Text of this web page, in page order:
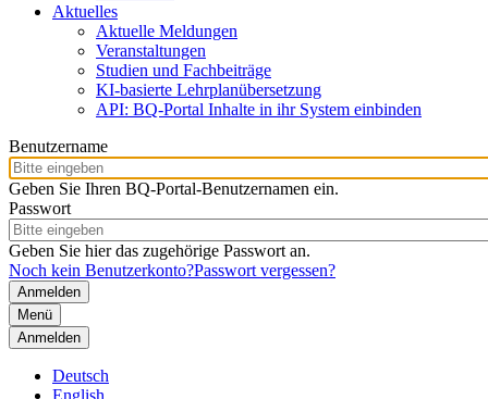
Aktuelles
Aktuelle Meldungen
Veranstaltungen
Studien und Fachbeiträge
KI-basierte Lehrplanübersetzung
API: BQ-Portal Inhalte in ihr System einbinden
Benutzername
Geben Sie Ihren BQ-Portal-Benutzernamen ein.
Passwort
Geben Sie hier das zugehörige Passwort an.
Noch kein Benutzerkonto?Passwort vergessen?
Menü
Anmelden
Deutsch
English